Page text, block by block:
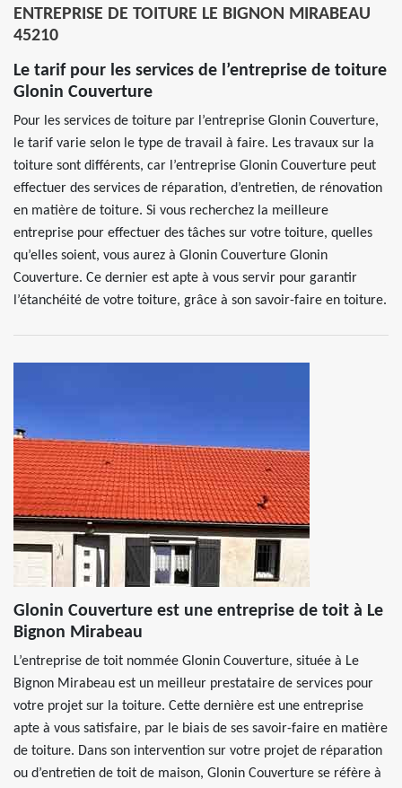
ENTREPRISE DE TOITURE LE BIGNON MIRABEAU
45210
Le tarif pour les services de l’entreprise de toiture
Glonin Couverture
Pour les services de toiture par l’entreprise Glonin Couverture,
le tarif varie selon le type de travail à faire. Les travaux sur la
toiture sont différents, car l’entreprise Glonin Couverture peut
effectuer des services de réparation, d’entretien, de rénovation
en matière de toiture. Si vous recherchez la meilleure
entreprise pour effectuer des tâches sur votre toiture, quelles
qu’elles soient, vous aurez à Glonin Couverture Glonin
Couverture. Ce dernier est apte à vous servir pour garantir
l’étanchéité de votre toiture, grâce à son savoir-faire en toiture.
Glonin Couverture est une entreprise de toit à Le
Bignon Mirabeau
L’entreprise de toit nommée Glonin Couverture, située à Le
Bignon Mirabeau est un meilleur prestataire de services pour
votre projet sur la toiture. Cette dernière est une entreprise
apte à vous satisfaire, par le biais de ses savoir-faire en matière
de toiture. Dans son intervention sur votre projet de réparation
ou d’entretien de toit de maison, Glonin Couverture se réfère à